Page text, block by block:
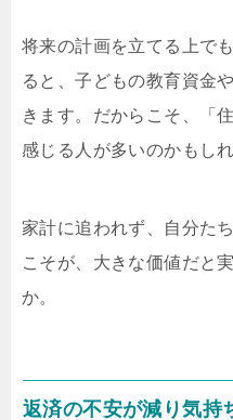
将来の計画を立てる上で
ると、子どもの教育資金
きます。だからこそ、「
感じる人が多いのかもしれ
家計に追われず、自分た
こそが、大きな価値だと
か。
返済の不安が減り気持